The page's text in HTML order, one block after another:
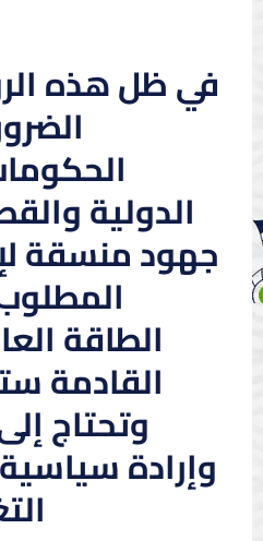
في ظل هذه
الدولية
جهود منسقة
الطاقة
القادمة
وتحتاج
وإرادة